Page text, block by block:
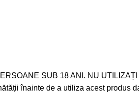
SUB 18 ANI. NU
înainte de a utiliza acest produs